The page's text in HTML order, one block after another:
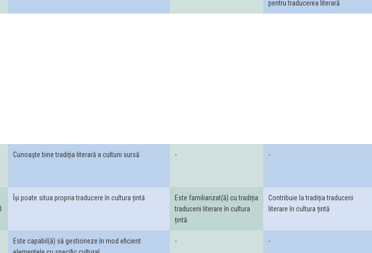
pentru traducerea literară
Cunoaște bine tradiția literară a culturii sursă - -
Își poate situa propria traducere în cultura țintă
Este familiarizat(ă) cu tradiția
traducerii literare în cultura
țintă
Contribuie la tradiția traducerii
literare în cultura țintă
Este capabil(ă) să gestioneze în mod eficient
- -